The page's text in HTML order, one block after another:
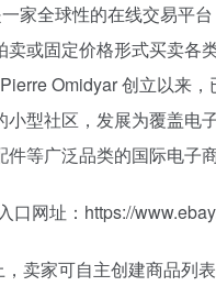
家全球性的在线交易平
卖或固定价格形式买卖各
Omidyar 创立以来
小型社区，发展为覆盖电
件等广泛品类的国际电子商
口网址：https://
卖家可自主创建商品列